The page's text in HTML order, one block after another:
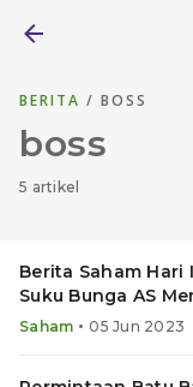
BERITA / BOSS
boss
5 artikel
Berita Saham Hari
Suku Bunga AS
Berlaku
Saham • 05 Jun 2023